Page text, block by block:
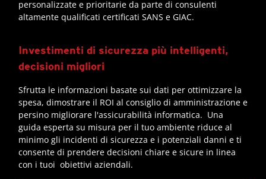
personalizzate e prioritarie da parte di consulenti
altamente qualificati certificati SANS e GIAC.
Investimenti di sicurezza più intelligenti,
decisioni migliori
Sfrutta le informazioni basate sui dati per ottimizzare la
spesa, dimostrare il ROI al consiglio di amministrazione e
persino migliorare l'assicurabilità informatica. Una
guida esperta su misura per il tuo ambiente riduce al
minimo gli incidenti di sicurezza e i potenziali danni e ti
consente di prendere decisioni chiare e sicure in linea
con i tuoi obiettivi aziendali.